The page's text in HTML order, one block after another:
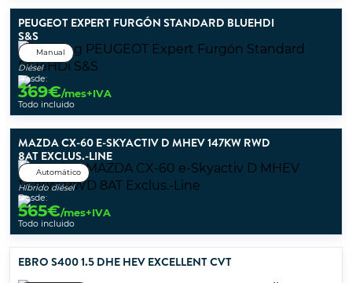
PEUGEOT EXPERT FURGÓN STANDARD BLUEHDI
S&S
Manual
Diésel
Desde:
369€/mes+IVA
Todo incluido
MAZDA CX-60 E-SKYACTIV D MHEV 147KW RWD
8AT EXCLUS.-LINE
Automático
Híbrido diésel
Desde:
565€/mes+IVA
Todo incluido
EBRO S400 1.5 DHE HEV EXCELLENT CVT